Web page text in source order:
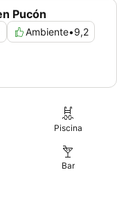
Pucón
Ambiente•9,2
Piscina
Bar